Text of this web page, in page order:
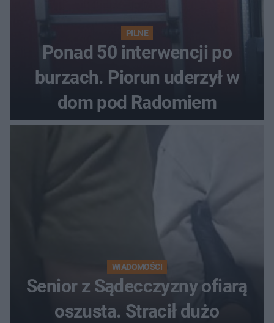
PILNE
Ponad 50 interwencji po
burzach. Piorun uderzył w
dom pod Radomiem
WIADOMOŚCI
Senior z Sądecczyzny ofiarą
oszusta. Stracił dużo